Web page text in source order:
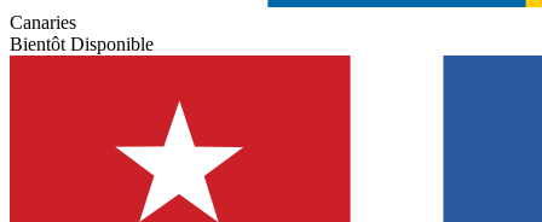
Canaries
Bientôt Disponible